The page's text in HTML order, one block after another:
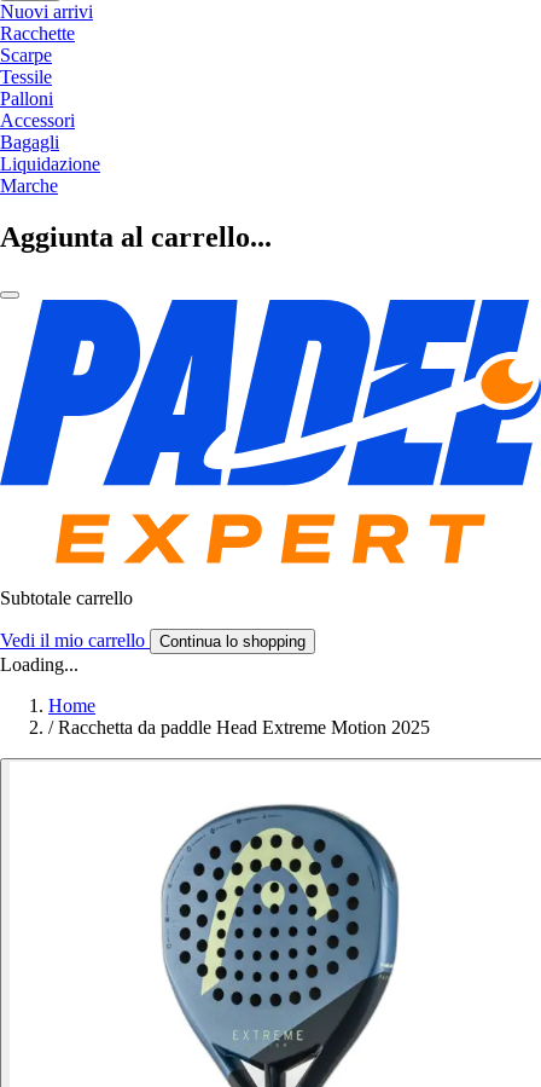
Nuovi arrivi
Racchette
Scarpe
Tessile
Palloni
Accessori
Bagagli
Liquidazione
Marche
Aggiunta al carrello...
Subtotale carrello
Vedi il mio carrello Continua lo shopping
Loading...
Home
/ Racchetta da paddle Head Extreme Motion 2025